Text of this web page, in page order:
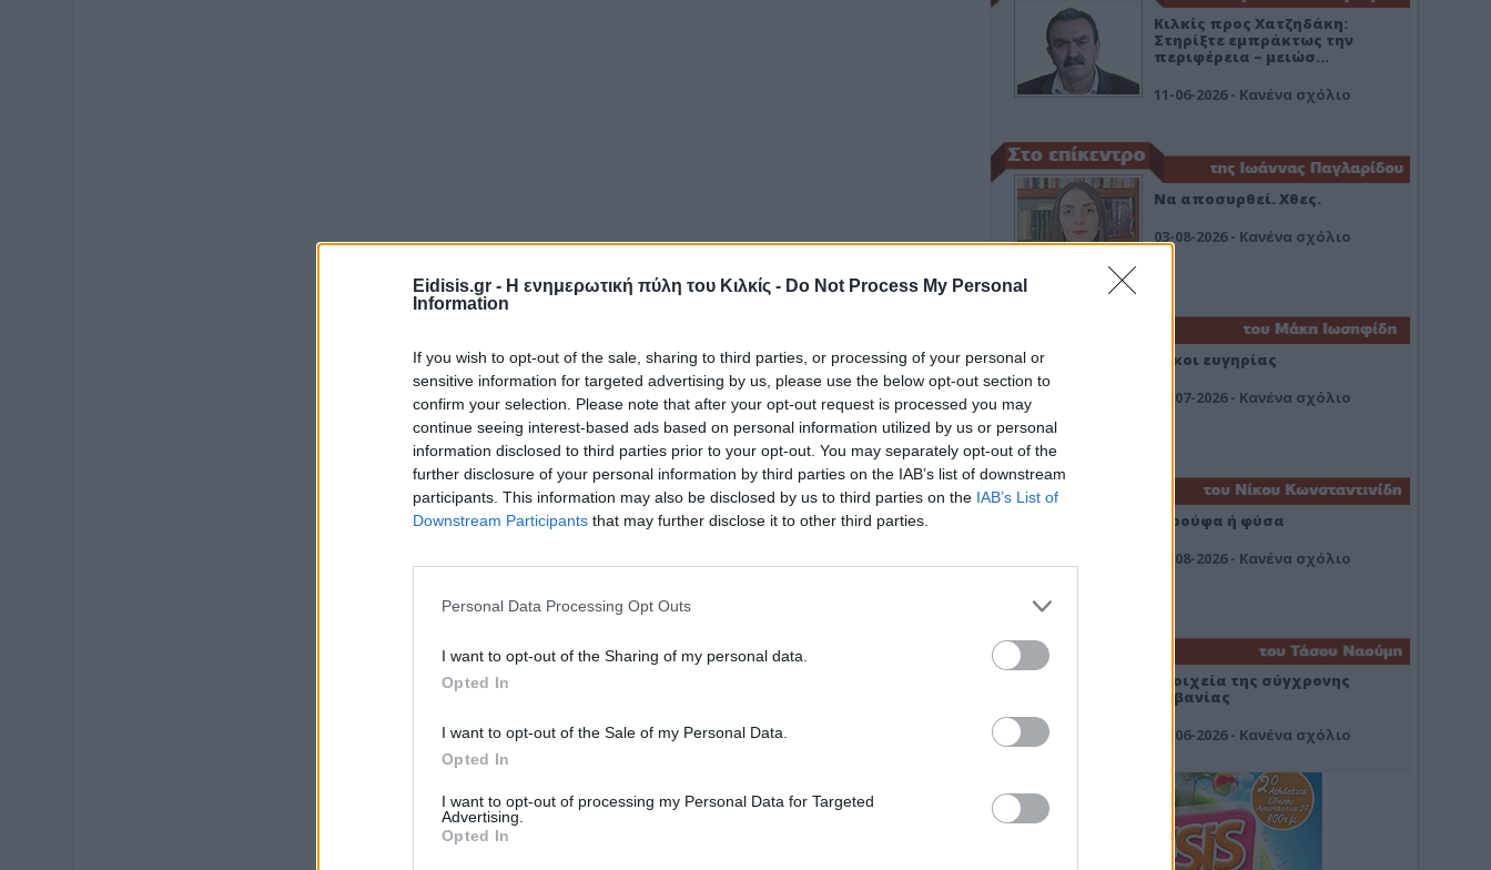
Eidisis.gr - Η ενημερωτική πύλη του Κιλκίς - Do Not Process My Personal
Information
If you wish to opt-out of the sale, sharing to third parties, or processing of your personal or
sensitive information for targeted advertising by us, please use the below opt-out section to
confirm your selection. Please note that after your opt-out request is processed you may
continue seeing interest-based ads based on personal information utilized by us or personal
information disclosed to third parties prior to your opt-out. You may separately opt-out of the
further disclosure of your personal information by third parties on the IAB’s list of downstream
participants. This information may also be disclosed by us to third parties on the IAB’s List of
Downstream Participants that may further disclose it to other third parties.
Personal Data Processing Opt Outs
I want to opt-out of the Sharing of my personal data.
Opted In
I want to opt-out of the Sale of my Personal Data.
Opted In
I want to opt-out of processing my Personal Data for Targeted
Advertising.
Opted In
Κιλκίς προς Χατζηδάκη:
Στηρίξτε εμπράκτως την
περιφέρεια – μειώσ…
11-06-2026 - Κανένα σχόλιο
Να αποσυρθεί. Χθες.
03-08-2026 - Κανένα σχόλιο
Οίκοι ευγηρίας
24-07-2026 - Κανένα σχόλιο
Ή ρούφα ή φύσα
03-08-2026 - Κανένα σχόλιο
Στοιχεία της σύγχρονης
Αλβανίας
19-06-2026 - Κανένα σχόλιο